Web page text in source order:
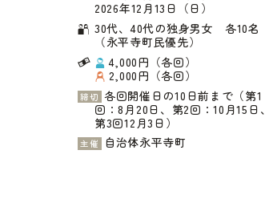
2026年12月13日 （日）
30代、40代の独身男女 各10名
（永平寺町民優先）
4,000円（各回）
2,000円（各回）
締切 各回開催日の10日前まで（第1
回：8月20日、第2回：10月15日、
第3回12月3日）
主催 自治体永平寺町